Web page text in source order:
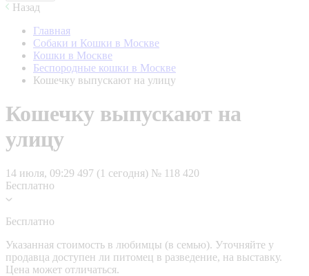
Назад
Главная
Собаки и Кошки в Москве
Кошки в Москве
Беспородные кошки в Москве
Кошечку выпускают на улицу
Кошечку выпускают на
улицу
14 июля, 09:29 497 (1 сегодня) № 118 420
Бесплатно
Бесплатно
Указанная стоимость в любимцы (в семью). Уточняйте у
продавца доступен ли питомец в разведение, на выставку.
Цена может отличаться.